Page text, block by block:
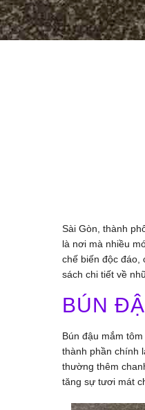
Sài Gòn, thành
là nơi mà nhiều
chế biến độc đáo,
sách chi tiết về
BÚN
Bún đậu mắm
thành phần chính
thường thêm
tăng sự tươi mát